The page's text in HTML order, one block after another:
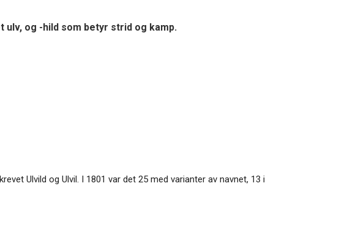
og -hild som betyr strid og kamp.
Ulvild og Ulvil. I 1801 var det 25 med varianter av navnet, 13 i